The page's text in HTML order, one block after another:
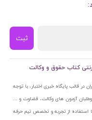
ثبت
کتاب حقوق و وکالت
قالب پایگاه خبری اختبار، با توجه
آزمون های وکالت، قضاوت و ...
با استفاده از تجربه و تخصص تیم حرفه